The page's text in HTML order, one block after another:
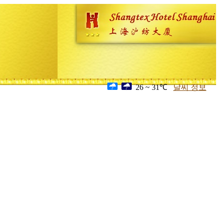
26 ~ 31℃ 날씨 정보